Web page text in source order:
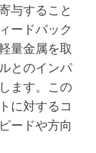
与すること
ードバック
量金属を取
とのインパ
ます。この
に対するコ
ードや方向